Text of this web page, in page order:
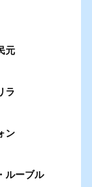
元
ラ
ン
ルーブル